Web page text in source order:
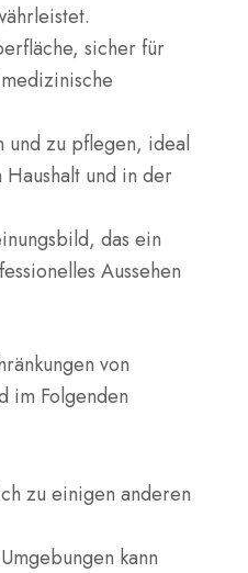
sicher für
und zu pflegen, ideal
und in der
das ein
Aussehen
von
im Folgenden
zu einigen anderen
kann